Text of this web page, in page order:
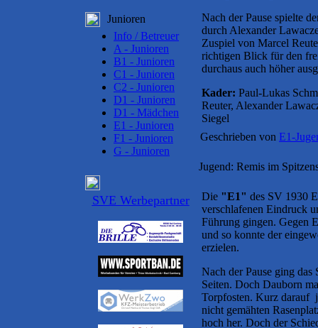
Junioren
Info / Betreuer
A - Junioren
B1 - Junioren
C1 - Junioren
C2 - Junioren
D1 - Junioren
D1 - Mädchen
E1 - Junioren
F1 - Junioren
G - Junioren
SVE Werbepartner
Nach der Pause spielte
durch Alexander
Zuspiel von Marcel
richtigen Blick für den
durchaus auch höher
Kader: Paul-Lukas
Reuter, Alexander
Siegel
Geschrieben von E1-
Jugend: Remis im
Die "E1" des SV 1930
verschlafenen Eindruck
Führung gingen. Gegen
und so konnte der
erzielen.
Nach der Pause ging das
Seiten. Doch Dauborn
Torpfosten. Kurz darauf
nicht gemähten
hoch her. Doch der